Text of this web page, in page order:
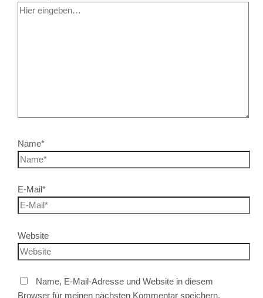
Name*
E-Mail*
Website
Name, E-Mail-Adresse und Website in diesem
Browser für meinen nächsten Kommentar speichern.